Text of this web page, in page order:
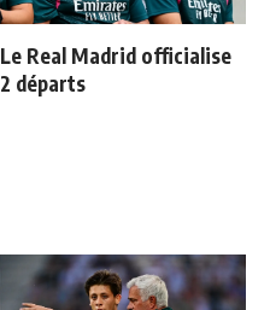
Le Real Madrid officialise
2 départs